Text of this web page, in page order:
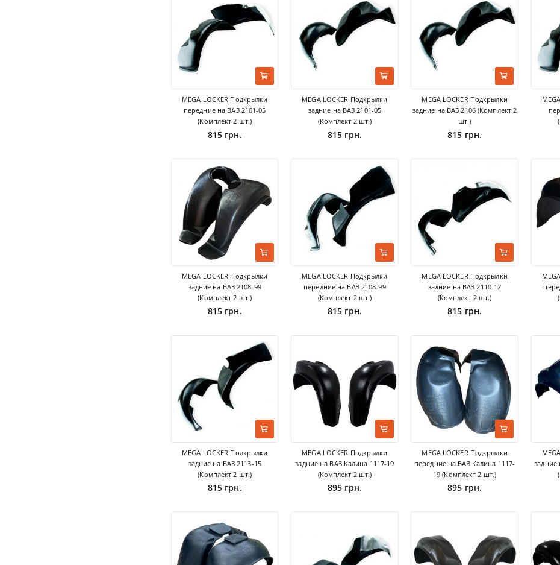
MEGA LOCKER Подкрылки
передние на ВАЗ 2101-05
(Комплект 2 шт.)
815 грн.
MEGA LOCKER Подкрылки
задние на ВАЗ 2101-05
(Комплект 2 шт.)
815 грн.
MEGA LOCKER Подкрылки
задние на ВАЗ 2106 (Комплект 2
шт.)
815 грн.
MEGA LOCKER Подкрылки
задние на ВАЗ 2108-99
(Комплект 2 шт.)
815 грн.
MEGA LOCKER Подкрылки
передние на ВАЗ 2108-99
(Комплект 2 шт.)
815 грн.
MEGA LOCKER Подкрылки
задние на ВАЗ 2110-12
(Комплект 2 шт.)
815 грн.
MEGA LOCKER Подкрылки
задние на ВАЗ 2113-15
(Комплект 2 шт.)
815 грн.
MEGA LOCKER Подкрылки
задние на ВАЗ Калина 1117-19
(Комплект 2 шт.)
895 грн.
MEGA LOCKER Подкрылки
передние на ВАЗ Калина 1117-
19 (Комплект 2 шт.)
895 грн.
задние